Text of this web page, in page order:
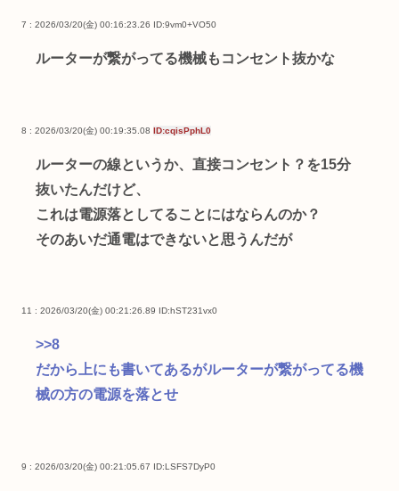
7 : 2026/03/20(金) 00:16:23.26 ID:9vm0+VO50
ルーターが繋がってる機械もコンセント抜かな
8 : 2026/03/20(金) 00:19:35.08 ID:cqisPphL0
ルーターの線というか、直接コンセント？を15分
抜いたんだけど、
これは電源落としてることにはならんのか？
そのあいだ通電はできないと思うんだが
11 : 2026/03/20(金) 00:21:26.89 ID:hST231vx0
>>8
だから上にも書いてあるがルーターが繋がってる機
械の方の電源を落とせ
9 : 2026/03/20(金) 00:21:05.67 ID:LSFS7DyP0